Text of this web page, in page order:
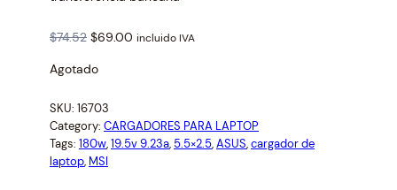
$74.52 O
i
i
n
a
l
$69.00 C
n
t
incluido IVA
Agotado
SKU: 16703
Category: CARGADORES PARA LAPTOP
Tags: 180w, 19.5v 9.23a, 5.5×2.5, ASUS, cargador de
laptop, MSI